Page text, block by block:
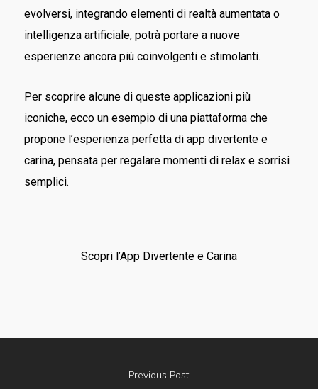
evolversi, integrando elementi di realtà aumentata o
intelligenza artificiale, potrà portare a nuove
esperienze ancora più coinvolgenti e stimolanti.
Per scoprire alcune di queste applicazioni più
iconiche, ecco un esempio di una piattaforma che
propone l’esperienza perfetta di app divertente e
carina, pensata per regalare momenti di relax e sorrisi
semplici.
Scopri l’App Divertente e Carina
Previous Post